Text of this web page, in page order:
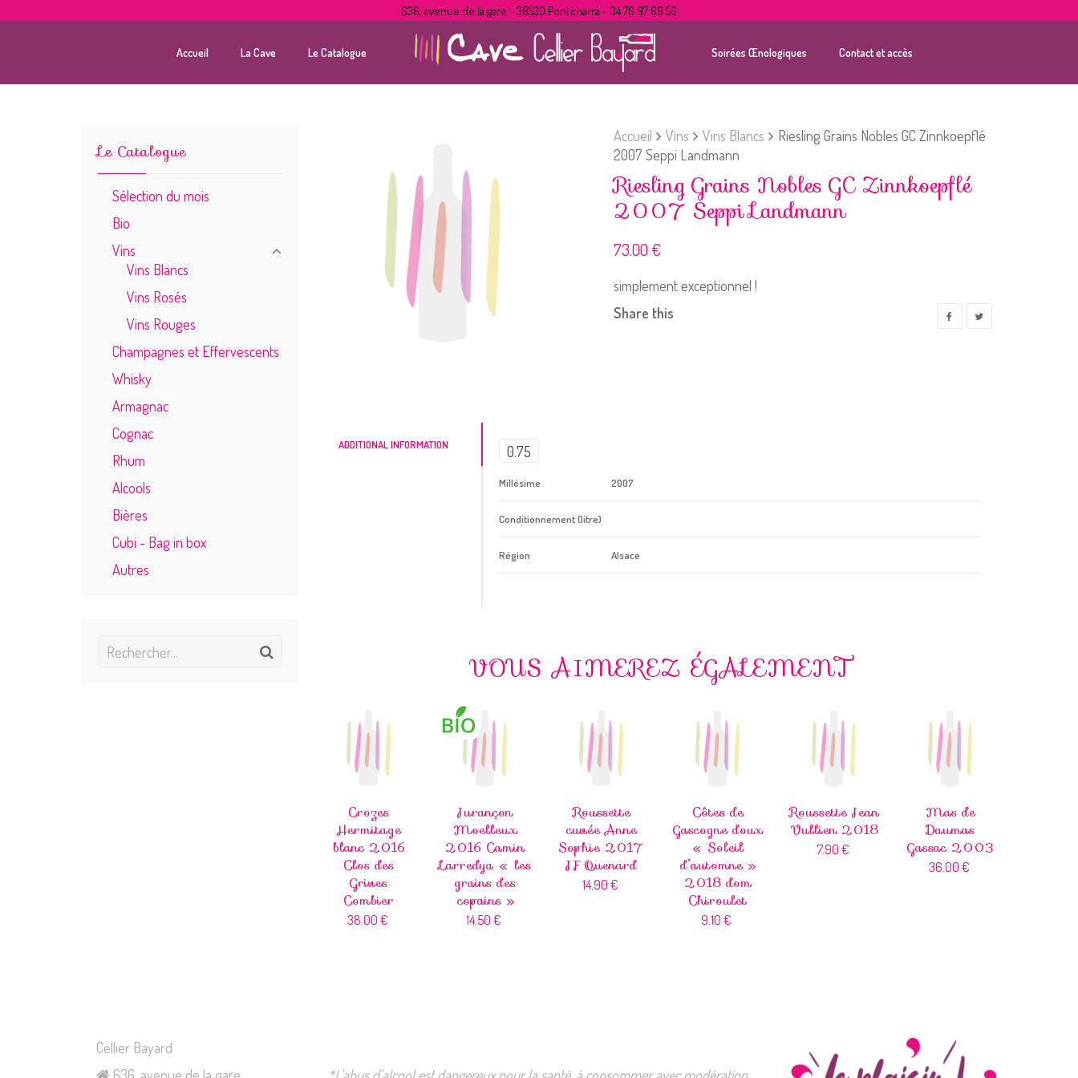
636, avenue de la gare - 38530 Pontcharra - 04 76 97 69 56
Accueil La Cave Le Catalogue Soirées Œnologiques Contact et accès
Accueil Vins Vins Blancs
Riesling Grains Nobles GC Zinnkoepflé
2007 Seppi Landmann
Riesling Grains Nobles GC Zinnkoepflé
2007 Seppi Landmann
73.00 €
simplement exceptionnel !
Share this
ADDITIONAL INFORMATION 0.75
Millésime 2007
Conditionnement (litre)
Région Alsace
VOUS AIMEREZ ÉGALEMENT
Crozes
Hermitage
blanc 2016
Clos des
Grives
Combier
38.00 €
Jurançon
Moelleux
2016 Camin
Larredya « les
grains des
copains »
14.50 €
Roussette
cuvée Anne
Sophie 2017
JF Quenard
14.90 €
Côtes de
Gascogne doux
« Soleil
d’automne »
2018 dom
Chiroulet
9.10 €
Roussette Jean
Vullien 2018
7.90 €
Mas de
Daumas
Gassac 2003
36.00 €
Le Catalogue
Sélection du mois
Bio
Vins
Vins Blancs
Vins Rosés
Vins Rouges
Champagnes et Effervescents
Whisky
Armagnac
Cognac
Rhum
Alcools
Bières
Cubi - Bag in box
Autres
Cellier Bayard